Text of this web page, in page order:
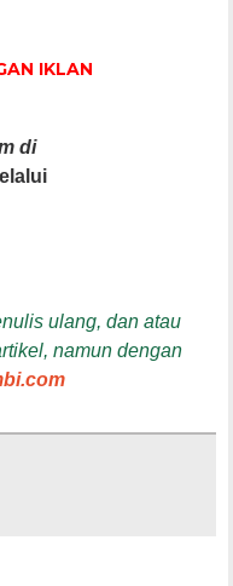
IKLAN
di
ulang, dan atau
namun dengan